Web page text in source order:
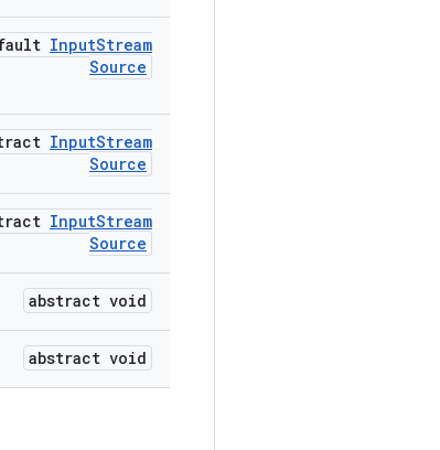
InputStream
Source
InputStream
Source
InputStream
Source
abstract void
abstract void